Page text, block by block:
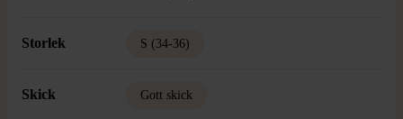
Storlek S (34-36)
Skick Gott skick